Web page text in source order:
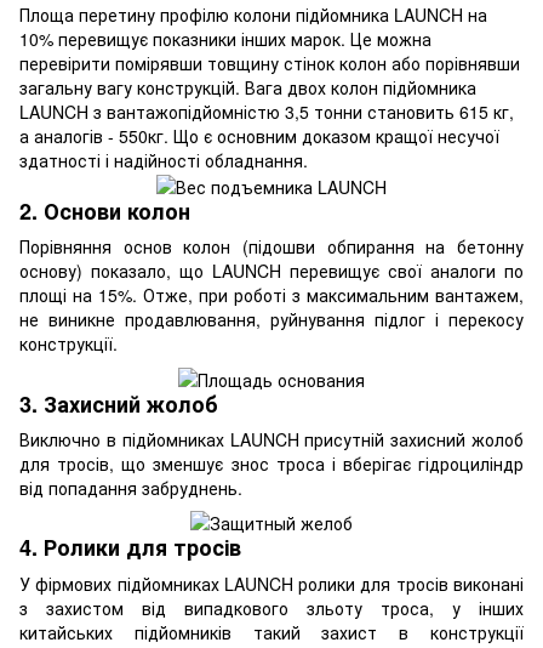
Площа перетину профілю колони підйомника LAUNCH на
10% перевищує показники інших марок. Це можна
перевірити помірявши товщину стінок колон або порівнявши
загальну вагу конструкцій. Вага двох колон підйомника
LAUNCH з вантажопідйомністю 3,5 тонни становить 615 кг,
а аналогів - 550кг. Що є основним доказом кращої несучої
здатності і надійності обладнання.
2. Основи колон
Порівняння основ колон (підошви обпирання на бетонну
основу) показало, що LAUNCH перевищує свої аналоги по
площі на 15%. Отже, при роботі з максимальним вантажем,
не виникне продавлювання, руйнування підлог і перекосу
конструкції.
3. Захисний жолоб
Виключно в підйомниках LAUNCH присутній захисний жолоб
для тросів, що зменшує знос троса і вберігає гідроциліндр
від попадання забруднень.
4. Ролики для тросів
У фірмових підйомниках LAUNCH ролики для тросів виконані
з захистом від випадкового зльоту троса, у інших
китайських підйомників такий захист в конструкції